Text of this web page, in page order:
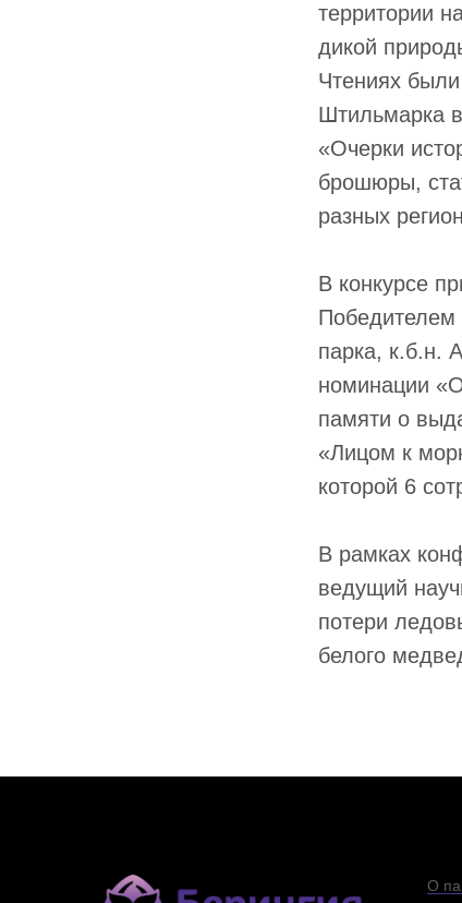
территории
дикой
Чтениях
Штильмарка
«Очерки
брошюры,
разных
В конкурсе
Победителем
парка, к.б.н.
номинации
памяти о
«Лицом к
которой 6
В рамках
ведущий
потери
белого
О